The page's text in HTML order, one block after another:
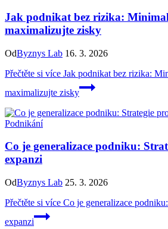
Jak podnikat bez rizika:
maximalizujte zisky
OdByznys Lab 16. 3. 2026
Přečtěte si více Jak podnikat bez rizika:
maximalizujte zisky
Podnikání
Co je generalizace podniku:
expanzi
OdByznys Lab 25. 3. 2026
Přečtěte si více Co je generalizace
expanzi